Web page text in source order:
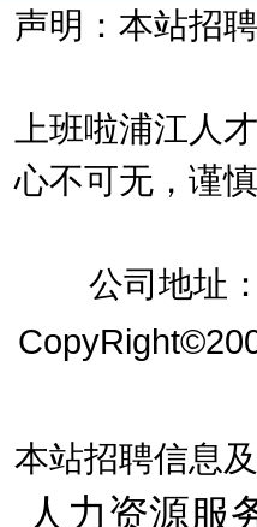
声明：本站招
上班啦浦江人
心不可无，谨
公司地址
本站招聘信息
人力资源服